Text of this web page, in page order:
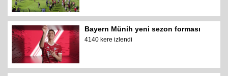
Bayern Münih yeni sezon forması
4140 kere izlendi